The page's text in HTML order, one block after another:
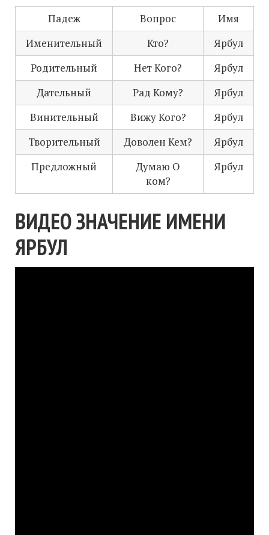
Падеж Вопрос
Имя
Именительный
Кто?
Ярбул
Родительный
Нет Кого?
Ярбул
Дательный
Рад Кому?
Ярбул
Винительный
Вижу Кого?
Ярбул
Творительный
Доволен Кем?
Ярбул
Предложный
Думаю О
ком?
Ярбул
ВИДЕО ЗНАЧЕНИЕ ИМЕНИ
ЯРБУЛ